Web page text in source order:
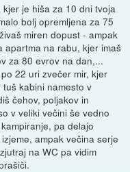
je hiša za 10 dni tvoja
bolj opremljena za 75
miren dopust - ampak
apartma na rabu, kjer imaš
za 80 evrov na dan,...
22 uri zvečer mir, kjer
kabini namesto v
čehov, poljakov in
v veliki večini še vedno
pa delajo
ampak večina serje
na WC pa vidim